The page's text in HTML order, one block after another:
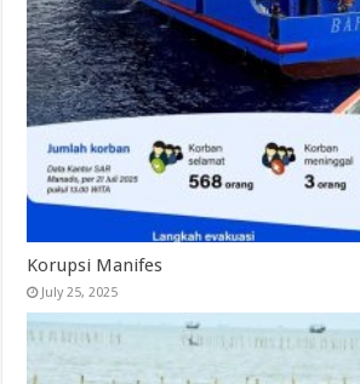
Korupsi Manifes
July 25, 2025